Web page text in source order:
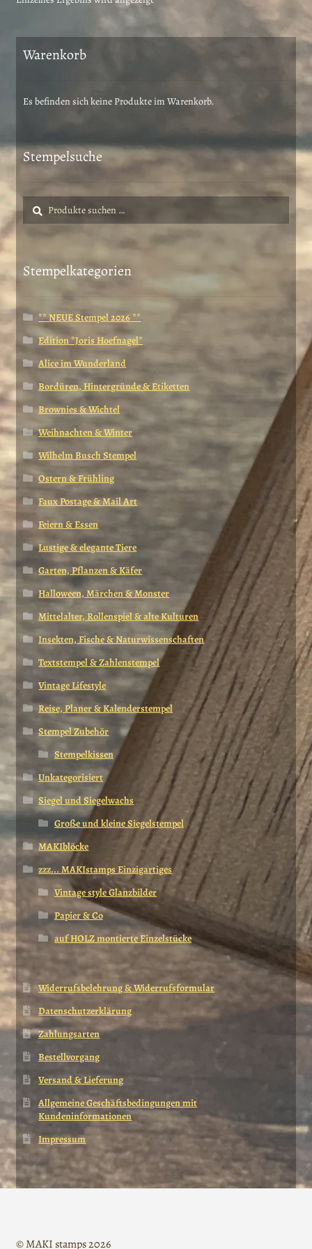
Warenkorb
Es befinden sich keine Produkte im Warenkorb.
Stempelsuche
Suche
nach:
Suchen
Stempelkategorien
** NEUE Stempel 2026 **
Edition *Joris Hoefnagel*
Alice im Wunderland
Bordüren, Hintergründe & Etiketten
Brownies & Wichtel
Weihnachten & Winter
Wilhelm Busch Stempel
Ostern & Frühling
Faux Postage & Mail Art
Feiern & Essen
Lustige & elegante Tiere
Garten, Pflanzen & Käfer
Halloween, Märchen & Monster
Mittelalter, Rollenspiel & alte Kulturen
Insekten, Fische & Naturwissenschaften
Textstempel & Zahlenstempel
Vintage Lifestyle
Reise, Planer & Kalenderstempel
Stempel Zubehör
Stempelkissen
Unkategorisiert
Siegel und Siegelwachs
Große und kleine Siegelstempel
MAKIblöcke
zzz... MAKIstamps Einzigartiges
Vintage style Glanzbilder
Papier & Co
auf HOLZ montierte Einzelstücke
Widerrufsbelehrung & Widerrufsformular
Datenschutzerklärung
Zahlungsarten
Bestellvorgang
Versand & Lieferung
Allgemeine Geschäftsbedingungen mit
Kundeninformationen
Impressum
© MAKI stamps 2026